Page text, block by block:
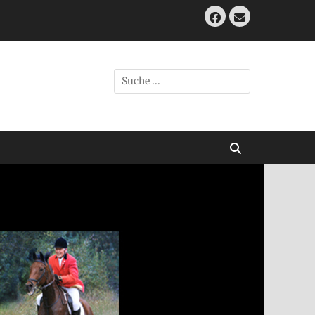
Facebook
E-
Mail
Suche
nach: